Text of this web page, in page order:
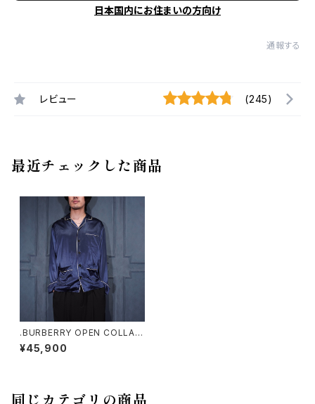
日本国内にお住まいの方向け
通報する
レビュー (245)
最近チェックした商品
.BURBERRY OPEN COLLAR
SILK100% PAJAMAS SHIR
T/バーバリーロンドンオープン
¥45,900